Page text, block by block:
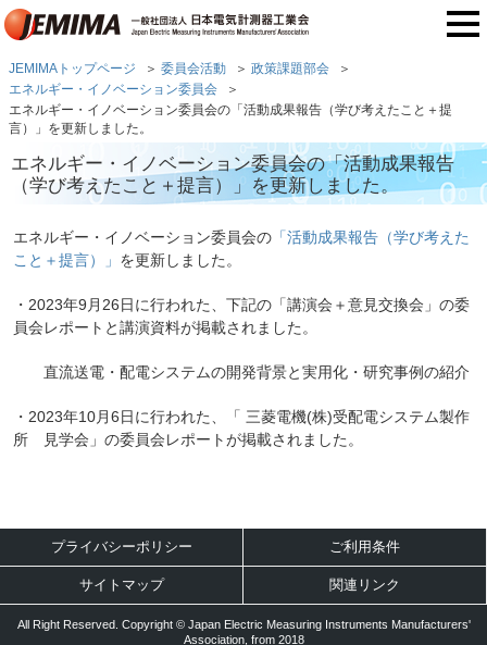
JEMIMAトップページ 委員会活動
政策課題部会
エネルギー・イノベーション委員会
エネルギー・イノベーション委員会の「活動成果報告（学び考えたこと＋提
言）」を更新しました。
エネルギー・イノベーション委員会の「活動成果報告
（学び考えたこと＋提言）」を更新しました。
エネルギー・イノベーション委員会の 「活動成果報告（学び考えた
こと＋提言）」 を更新しました。
・2023年9月26日に行われた、下記の「講演会＋意見交換会」の委
員会レポートと講演資料が掲載されました。
直流送電・配電システムの開発背景と実用化・研究事例の紹介
・2023年10月6日に行われた、「 三菱電機(株)受配電システム製作
所 見学会」の委員会レポートが掲載されました。
プライバシーポリシー ご利用条件
サイトマップ 関連リンク
All Right Reserved. Copyright © Japan Electric Measuring Instruments Manufacturers'
Association, from 2018